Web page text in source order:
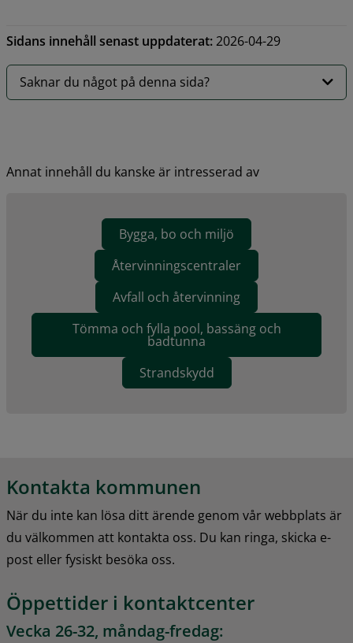
Sidans innehåll senast uppdaterat:2026-04-29
Saknar du något på denna sida?
Annat innehåll du kanske är intresserad av
Bygga, bo och miljö
Återvinningscentraler
Avfall och återvinning
Tömma och fylla pool, bassäng och
badtunna
Strandskydd
Kontakta kommunen
När du inte kan lösa ditt ärende genom vår webbplats är
du välkommen att kontakta oss. Du kan ringa, skicka e-
post eller fysiskt besöka oss.
Öppettider i kontaktcenter
Vecka 26-32, måndag-fredag: